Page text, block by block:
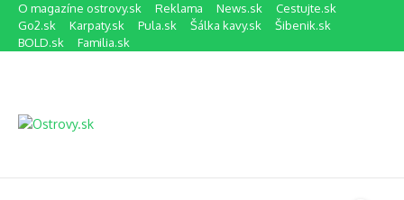
Preskočiť na obsah
O magazíne ostrovy.sk Reklama News.sk
Cestujte.sk
Go2.sk
Karpaty.sk Pula.sk Šálka kavy.sk
Šibenik.sk
BOLD.sk
Familia.sk